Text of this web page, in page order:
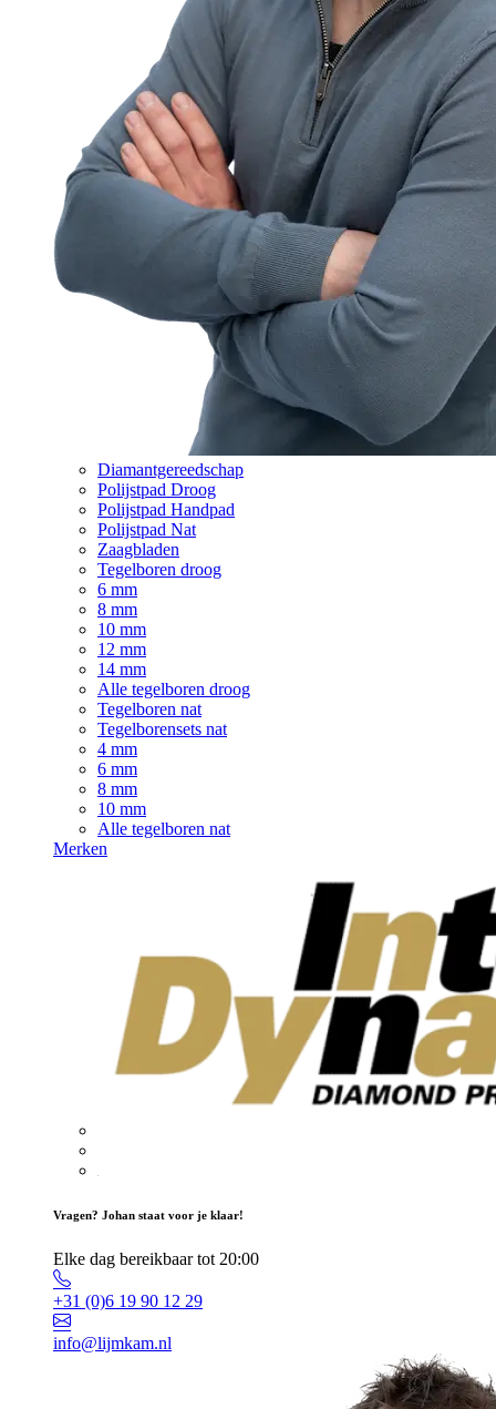
Diamantgereedschap
Polijstpad Droog
Polijstpad Handpad
Polijstpad Nat
Zaagbladen
Tegelboren droog
6 mm
8 mm
10 mm
12 mm
14 mm
Alle tegelboren droog
Tegelboren nat
Tegelborensets nat
4 mm
6 mm
8 mm
10 mm
Alle tegelboren nat
Merken
Vragen? Johan staat voor je klaar!
Elke dag bereikbaar tot 20:00
+31 (0)6 19 90 12 29
info@lijmkam.nl